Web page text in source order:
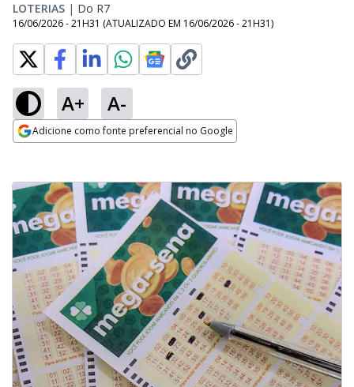
LOTERIAS | Do R7
16/06/2026 - 21H31 (ATUALIZADO EM 16/06/2026 - 21H31)
A+ A-
Adicione como fonte preferencial no Google